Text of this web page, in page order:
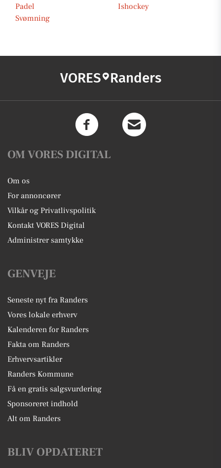
Padel
Ishockey
Svømning
VORES Randers
OM VORES DIGITAL
Om os
For annoncører
Vilkår og Privatlivspolitik
Kontakt VORES Digital
Administrer samtykke
GENVEJE
Seneste nyt fra Randers
Vores lokale erhverv
Kalenderen for Randers
Fakta om Randers
Erhvervsartikler
Randers Kommune
Få en gratis salgsvurdering
Sponsoreret indhold
Alt om Randers
BLIV OPDATERET